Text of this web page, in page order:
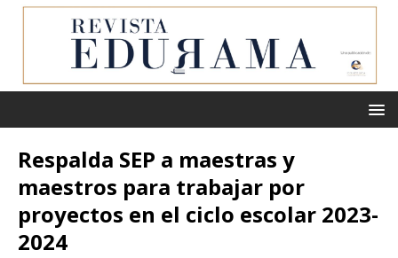
Respalda SEP a maestras y
maestros para trabajar por
proyectos en el ciclo escolar 2023-
2024